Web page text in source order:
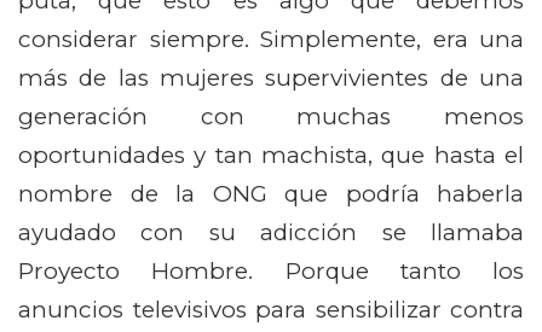
considerar siempre. Simplemente, era una
más de las mujeres supervivientes de una
generación con muchas menos
oportunidades y tan machista, que hasta el
nombre de la ONG que podría haberla
ayudado con su adicción se llamaba
Proyecto Hombre. Porque tanto los
anuncios televisivos para sensibilizar contra